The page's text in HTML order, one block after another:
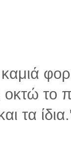
καμιά
το
τα